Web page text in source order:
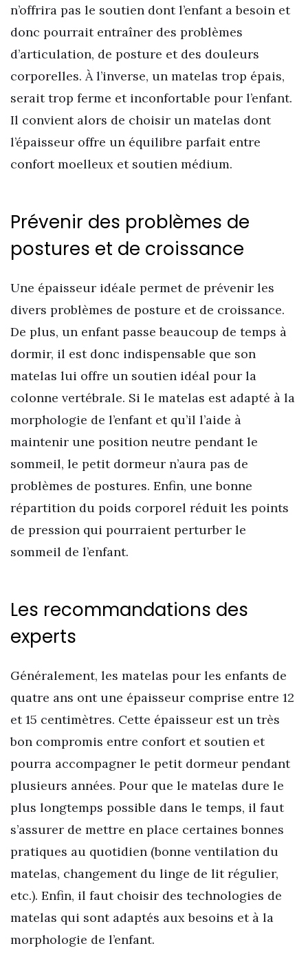
n’offrira pas le soutien dont l’enfant a besoin et
donc pourrait entraîner des problèmes
d’articulation, de posture et des douleurs
corporelles. À l’inverse, un matelas trop épais,
serait trop ferme et inconfortable pour l’enfant.
Il convient alors de choisir un matelas dont
l’épaisseur offre un équilibre parfait entre
confort moelleux et soutien médium.
Prévenir des problèmes de
postures et de croissance
Une épaisseur idéale permet de prévenir les
divers problèmes de posture et de croissance.
De plus, un enfant passe beaucoup de temps à
dormir, il est donc indispensable que son
matelas lui offre un soutien idéal pour la
colonne vertébrale. Si le matelas est adapté à la
morphologie de l’enfant et qu’il l’aide à
maintenir une position neutre pendant le
sommeil, le petit dormeur n’aura pas de
problèmes de postures. Enfin, une bonne
répartition du poids corporel réduit les points
de pression qui pourraient perturber le
sommeil de l’enfant.
Les recommandations des
experts
Généralement, les matelas pour les enfants de
quatre ans ont une épaisseur comprise entre 12
et 15 centimètres. Cette épaisseur est un très
bon compromis entre confort et soutien et
pourra accompagner le petit dormeur pendant
plusieurs années. Pour que le matelas dure le
plus longtemps possible dans le temps, il faut
s’assurer de mettre en place certaines bonnes
pratiques au quotidien (bonne ventilation du
matelas, changement du linge de lit régulier,
etc.). Enfin, il faut choisir des technologies de
matelas qui sont adaptés aux besoins et à la
morphologie de l’enfant.